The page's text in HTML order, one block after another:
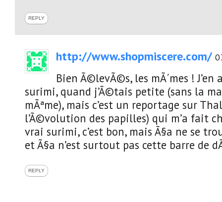
REPLY
http://www.shopmiscere.com/
Bien Ã©levÃ©s, les mÃ´mes !
surimi, quand j’Ã©tais petite (sans la
mÃªme), mais c’est un reportage sur
l’Ã©volution des papilles) qui m’a fait
vrai surimi, c’est bon, mais Ã§a ne se
et Ã§a n’est surtout pas cette barre de
REPLY